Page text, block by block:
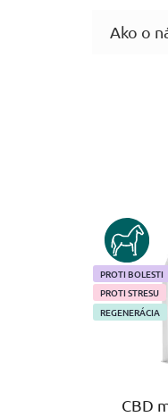
KUN
PROTI BOLESTI
PROTI STRESU
REGENERÁCIA
CBD